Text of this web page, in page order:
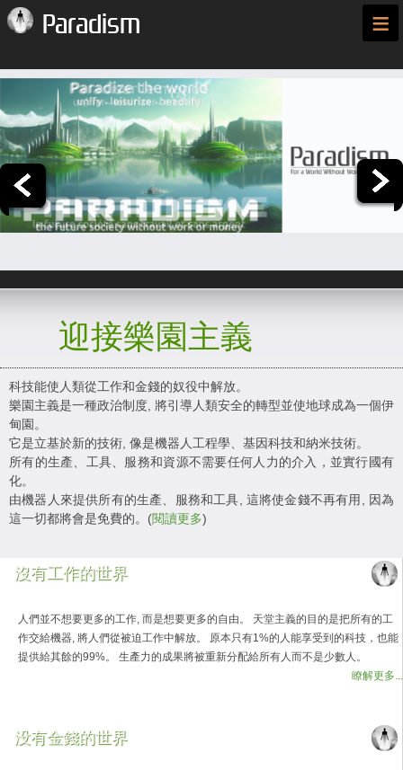
Paradism ≡
迎接樂園主義
科技能使人類從工作和金錢的奴役中解放。
樂園主義是一種政治制度, 將引導人類安全的轉型並使地球成為一個伊
甸園。
它是立基於新的技術, 像是機器人工程學、基因科技和納米技術。
所有的生產、工具、服務和資源不需要任何人力的介入，並實行國有
化。
由機器人來提供所有的生產、服務和工具, 這將使金錢不再有用, 因為
這一切都將會是免費的。(閱讀更多)
沒有工作的世界
人們並不想要更多的工作, 而是想要更多的自由。 天堂主義的目的是把所有的工
作交給機器, 將人們從被迫工作中解放。 原本只有1%的人能享受到的科技，也能
提供給其餘的99%。 生產力的成果將被重新分配給所有人而不是少數人。
瞭解更多...
没有金錢的世界